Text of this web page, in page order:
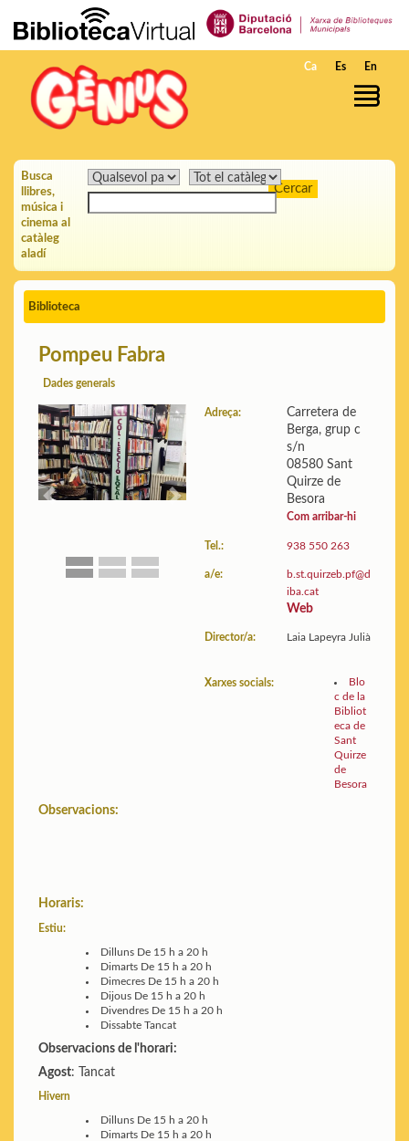
Salta al contingut principal
Ca Es En
Busca
llibres,
música i
cinema al
catàleg
aladí
Biblioteca
Pompeu Fabra
Dades generals
Previous Next
Edifici:
Plànols i fotos
Estadístiques:
Mostra les
dades
Adreça:
Carretera de
Berga, grup c
s/n
08580 Sant
Quirze de
Besora
Com arribar-hi
Tel.: 938 550 263
a/e:
b.st.quirzeb.pf@d
iba.cat
Web
Director/a: Laia Lapeyra Julià
Xarxes socials:
Blo
c de la
Bibliot
eca de
Sant
Quirze
de
Besora
Observacions:
Horaris:
Estiu:
Dilluns De 15 h a 20 h
Dimarts De 15 h a 20 h
Dimecres De 15 h a 20 h
Dijous De 15 h a 20 h
Divendres De 15 h a 20 h
DissabteTancat
Observacions de l'horari:
Agost: Tancat
Hivern
Dilluns De 15 h a 20 h
Dimarts De 15 h a 20 h